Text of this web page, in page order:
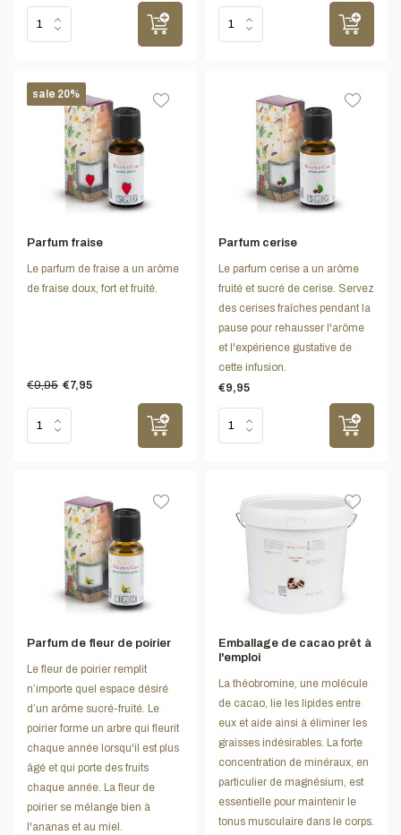
sale 20%
Parfum fraise
Le parfum de fraise a un arôme
de fraise doux, fort et fruité.
€9,95 €7,95
Parfum cerise
Le parfum cerise a un arôme
fruité et sucré de cerise. Servez
des cerises fraîches pendant la
pause pour rehausser l'arôme
et l'expérience gustative de
cette infusion.
€9,95
Parfum de fleur de poirier
Le fleur de poirier remplit
n’importe quel espace désiré
d’un arôme sucré-fruité. Le
poirier forme un arbre qui fleurit
chaque année lorsqu'il est plus
âgé et qui porte des fruits
chaque année. La fleur de
poirier se mélange bien à
l'ananas et au miel.
Emballage de cacao prêt à
l'emploi
La théobromine, une molécule
de cacao, lie les lipides entre
eux et aide ainsi à éliminer les
graisses indésirables. La forte
concentration de minéraux, en
particulier de magnésium, est
essentielle pour maintenir le
tonus musculaire dans le corps.